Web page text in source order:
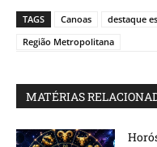
TAGS Canoas destaque
Região Metropolitana
MATÉRIAS